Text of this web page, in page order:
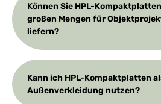
Können Sie HPL-
großen Mengen für
liefern?
Kann ich HPL-Kompaktplatten
Außenverkleidung nutzen?